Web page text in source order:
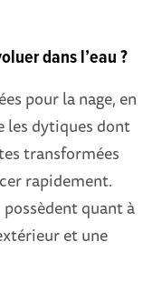
dans l’eau ?
pour la nage, en
les dytiques dont
transformées
rapidement.
quant à
et une